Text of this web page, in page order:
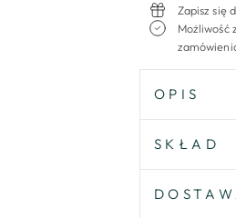
Zapisz się
Możliwość
OPIS
SKŁAD